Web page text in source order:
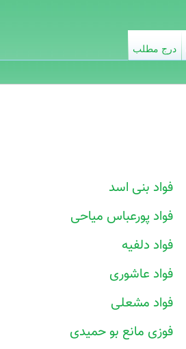
فواد بنی اسد
فواد پورعباس میاحی
فواد دلفیه
فواد عاشوری
فواد مشعلی
فوزی مانع بو حمیدی
درج مطلب